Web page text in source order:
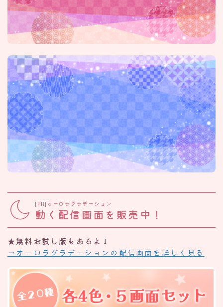
[PR]オーロラグラデーション
動く配信画面を販売中！
★無料お試し版もあるよ↓
→オーロラグラデーションの配信画面を詳しく見る